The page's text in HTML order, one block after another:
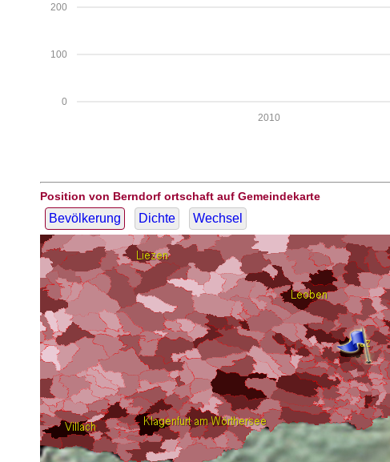
0
100
200
2010
Position von Berndorf ortschaft auf Gemeindekarte
Bevölkerung Dichte Wechsel